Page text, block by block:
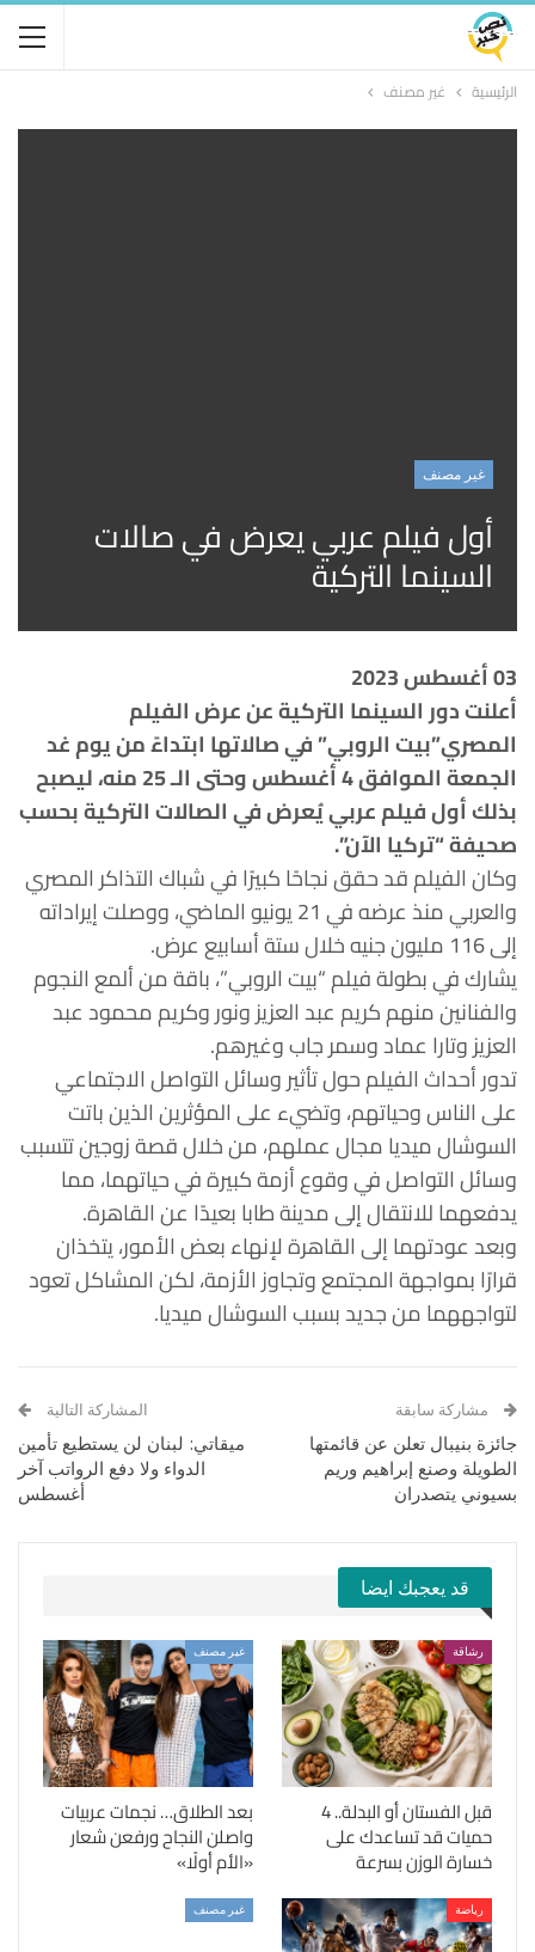
الرئيسية غير مصنف
غير مصنف
أول فيلم عربي يعرض في صالات
السينما التركية
03 أغسطس
2023
أعلنت دور السينما التركية عن عرض الفيلم
المصري”بيت الروبي” في صالاتها ابتداءً من يوم غد
الجمعة الموافق 4 أغسطس وحتى الـ 25 منه، ليصبح
بذلك أول فيلم عربي يُعرض في الصالات التركية بحسب
صحيفة “تركيا الآن”.
وكان الفيلم قد حقق نجاحًا كبيرًا في شباك التذاكر المصري
والعربي منذ عرضه في 21 يونيو الماضي، ووصلت إيراداته
إلى 116 مليون جنيه خلال ستة أسابيع عرض.
يشارك في بطولة فيلم “بيت الروبي”، باقة من ألمع النجوم
والفنانين منهم كريم عبد العزيز ونور وكريم محمود عبد
العزيز وتارا عماد وسمر جاب وغيرهم.
تدور أحداث الفيلم حول تأثير وسائل التواصل الاجتماعي
على الناس وحياتهم، وتضيء على المؤثرين الذين باتت
السوشال ميديا مجال عملهم، من خلال قصة زوجين تتسبب
وسائل التواصل في وقوع أزمة كبيرة في حياتهما، مما
يدفعهما للانتقال إلى مدينة طابا بعيدًا عن القاهرة.
وبعد عودتهما إلى القاهرة لإنهاء بعض الأمور، يتخذان
قرارًا بمواجهة المجتمع وتجاوز الأزمة، لكن المشاكل تعود
لتواجههما من جديد بسبب السوشال ميديا.
مشاركة سابقة
جائزة بنيبال تعلن عن قائمتها
الطويلة وصنع إبراهيم وريم
بسيوني يتصدران
المشاركة التالية
ميقاتي: لبنان لن يستطيع تأمين
الدواء ولا دفع الرواتب آخر
أغسطس
قد يعجبك ايضا
رشاقة
قبل الفستان أو البدلة.. 4
حميات قد تساعدك على
خسارة الوزن بسرعة
غير مصنف
بعد الطلاق… نجمات عربيات
واصلن النجاح ورفعن شعار
«الأم أولًا»
رياضة غير مصنف